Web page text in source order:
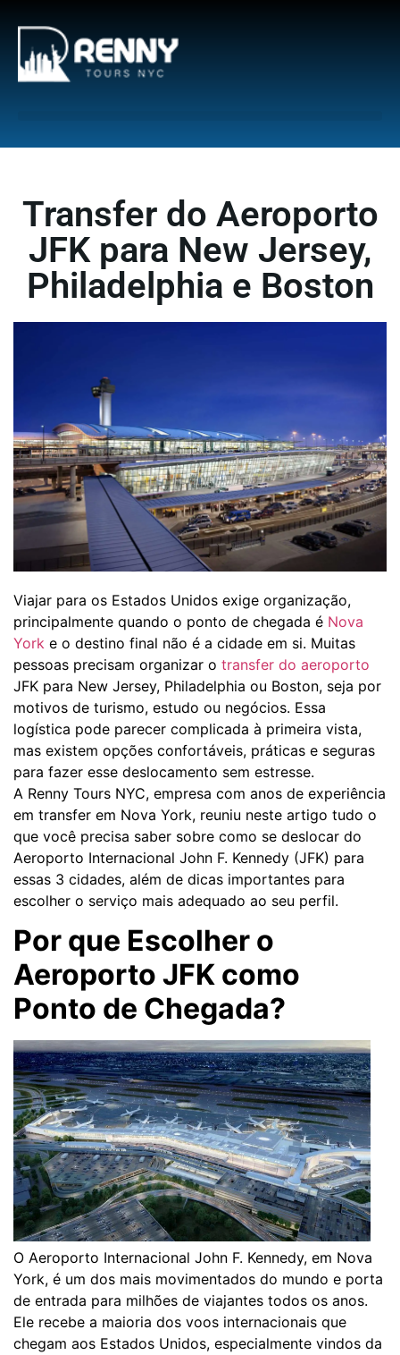
Transfer do Aeroporto
JFK para New Jersey,
Philadelphia e Boston
Viajar para os Estados Unidos exige organização,
principalmente quando o ponto de chegada é Nova
York e o destino final não é a cidade em si. Muitas
pessoas precisam organizar o transfer do aeroporto
JFK para New Jersey, Philadelphia ou Boston, seja por
motivos de turismo, estudo ou negócios. Essa
logística pode parecer complicada à primeira vista,
mas existem opções confortáveis, práticas e seguras
para fazer esse deslocamento sem estresse.
A Renny Tours NYC, empresa com anos de experiência
em transfer em Nova York, reuniu neste artigo tudo o
que você precisa saber sobre como se deslocar do
Aeroporto Internacional John F. Kennedy (JFK) para
essas 3 cidades, além de dicas importantes para
escolher o serviço mais adequado ao seu perfil.
Por que Escolher o
Aeroporto JFK como
Ponto de Chegada?
O Aeroporto Internacional John F. Kennedy, em Nova
York, é um dos mais movimentados do mundo e porta
de entrada para milhões de viajantes todos os anos.
Ele recebe a maioria dos voos internacionais que
chegam aos Estados Unidos, especialmente vindos da